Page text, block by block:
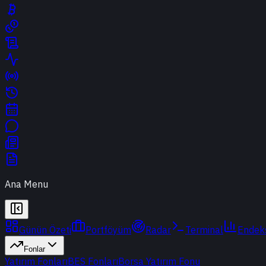
Ana Menu
Günün Özeti Portföyüm Radar Terminal
Fonlar
Yatırım FonlarıBES FonlarıBorsa Yatırım Fonu